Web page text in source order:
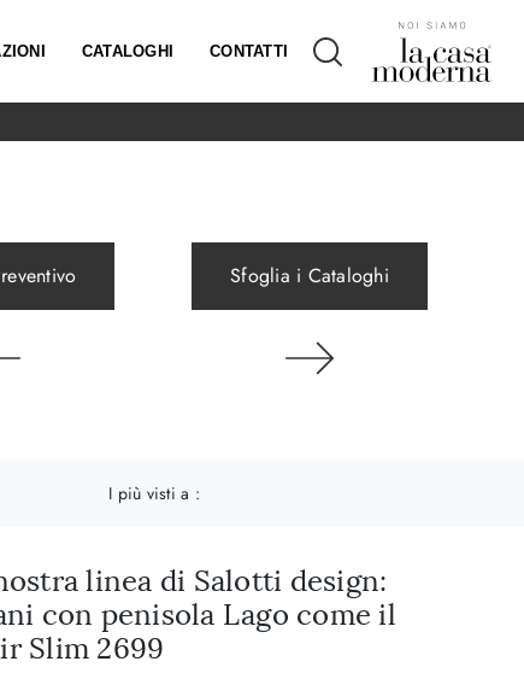
CATALOGHI CONTATTI
Sfoglia i Cataloghi
I più visti a :
linea di Salotti design:
con penisola Lago come il
Slim 2699